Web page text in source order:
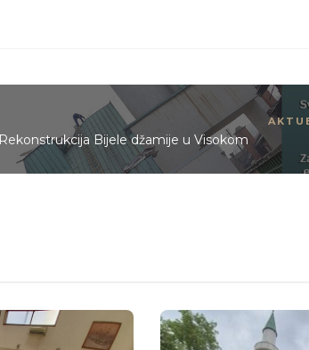
Rekonstrukcija Bijele džamije u Visokom